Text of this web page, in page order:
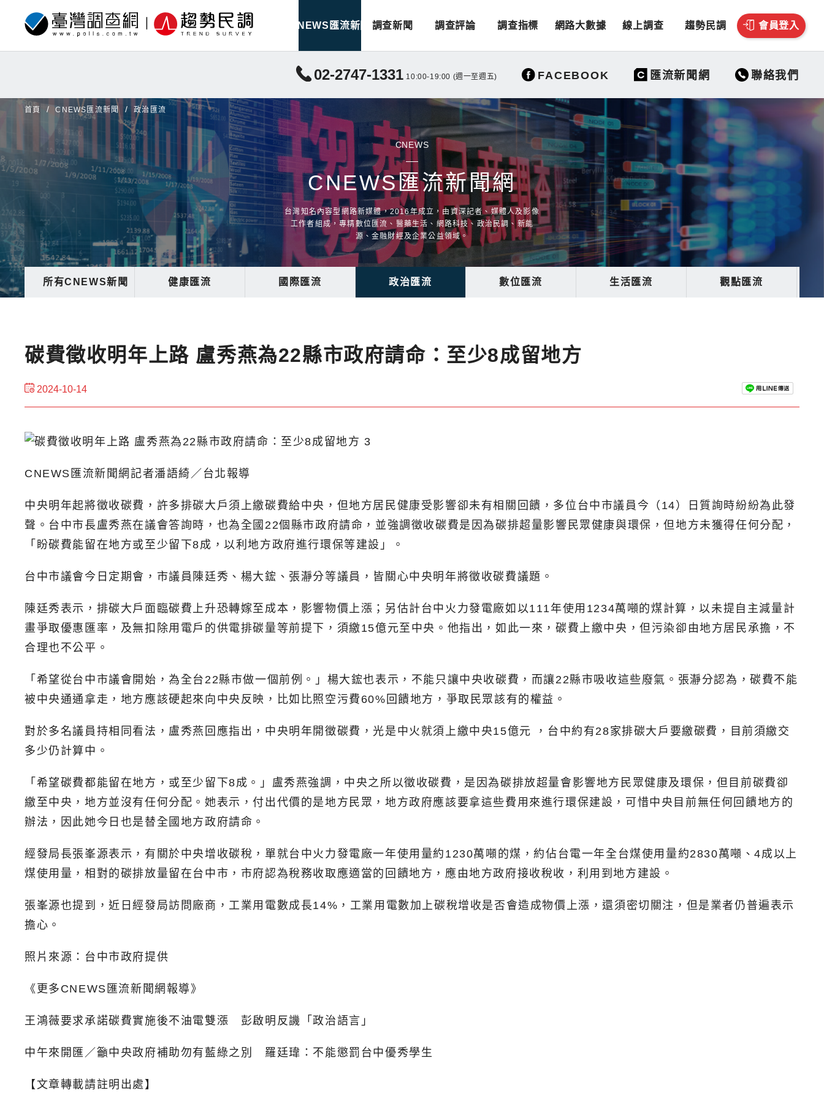
CNEWS匯流新聞 調查新聞 調查評論 調查指標 網路大數據 線上調查 趨勢民調 會員登入
02-2747-1331 10:00-19:00 (週一至週五) FACEBOOK 匯流新聞網 聯絡我們
首頁 CNEWS匯流新聞 政治匯流
CNEWS
CNEWS匯流新聞網
台灣知名內容型網路新媒體，2016年成立，由資深記者、媒體人及影像
工作者組成，專精數位匯流、醫藥生活、網路科技、政治民調、新能
源、金融財經及企業公益領域。
所有CNEWS新聞 健康匯流 國際匯流 政治匯流 數位匯流 生活匯流 觀點匯流
碳費徵收明年上路 盧秀燕為22縣市政府請命：至少8成留地方
2024-10-14
CNEWS匯流新聞網記者潘語綺／台北報導
中央明年起將徵收碳費，許多排碳大戶須上繳碳費給中央，但地方居民健康受影響卻未有相關回饋，多位台中市議員今（14）日質詢時紛紛為此發
聲。台中市長盧秀燕在議會答詢時，也為全國22個縣市政府請命，並強調徵收碳費是因為碳排超量影響民眾健康與環保，但地方未獲得任何分配，
「盼碳費能留在地方或至少留下8成，以利地方政府進行環保等建設」。
台中市議會今日定期會，市議員陳廷秀、楊大鋐、張瀞分等議員，皆關心中央明年將徵收碳費議題。
陳廷秀表示，排碳大戶面臨碳費上升恐轉嫁至成本，影響物價上漲；另估計台中火力發電廠如以111年使用1234萬噸的煤計算，以未提自主減量計
畫爭取優惠匯率，及無扣除用電戶的供電排碳量等前提下，須繳15億元至中央。他指出，如此一來，碳費上繳中央，但污染卻由地方居民承擔，不
合理也不公平。
「希望從台中市議會開始，為全台22縣市做一個前例。」楊大鋐也表示，不能只讓中央收碳費，而讓22縣市吸收這些廢氣。張瀞分認為，碳費不能
被中央通通拿走，地方應該硬起來向中央反映，比如比照空污費60%回饋地方，爭取民眾該有的權益。
對於多名議員持相同看法，盧秀燕回應指出，中央明年開徵碳費，光是中火就須上繳中央15億元 ，台中約有28家排碳大戶要繳碳費，目前須繳交
多少仍計算中。
「希望碳費都能留在地方，或至少留下8成。」盧秀燕強調，中央之所以徵收碳費，是因為碳排放超量會影響地方民眾健康及環保，但目前碳費卻
繳至中央，地方並沒有任何分配。她表示，付出代價的是地方民眾，地方政府應該要拿這些費用來進行環保建設，可惜中央目前無任何回饋地方的
辦法，因此她今日也是替全國地方政府請命。
經發局長張峯源表示，有關於中央增收碳稅，單就台中火力發電廠一年使用量約1230萬噸的煤，約佔台電一年全台煤使用量約2830萬噸、4成以上
煤使用量，相對的碳排放量留在台中市，市府認為稅務收取應適當的回饋地方，應由地方政府接收稅收，利用到地方建設。
張峯源也提到，近日經發局訪問廠商，工業用電數成長14%，工業用電數加上碳稅增收是否會造成物價上漲，還須密切關注，但是業者仍普遍表示
擔心。
照片來源：台中市政府提供
《更多CNEWS匯流新聞網報導》
王鴻薇要求承諾碳費實施後不油電雙漲 彭啟明反譏「政治語言」
中午來開匯／籲中央政府補助勿有藍綠之別 羅廷瑋：不能懲罰台中優秀學生
【文章轉載請註明出處】